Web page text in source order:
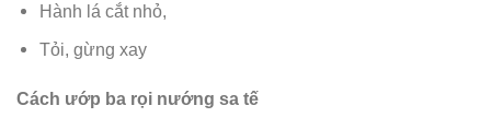
Hành lá cắt nhỏ,
Tỏi, gừng xay
Cách ướp ba rọi nướng sa tế